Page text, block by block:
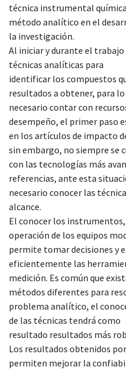
técnica instrumental
método analítico en el
la investigación.
Al iniciar y durante el
técnicas analíticas para
identificar los compuestos
resultados a obtener, para lo
necesario contar con
desempeño, el primer paso
en los artículos de impacto
sin embargo, no siempre se
con las tecnologías más
referencias, ante esta
necesario conocer las
alcance.
El conocer los
operación de los equipos
permite tomar decisiones y
eficientemente las
medición. Es común que
métodos diferentes para
problema analítico, el
de las técnicas tendrá como
resultado resultados más
Los resultados obtenidos
permiten mejorar la